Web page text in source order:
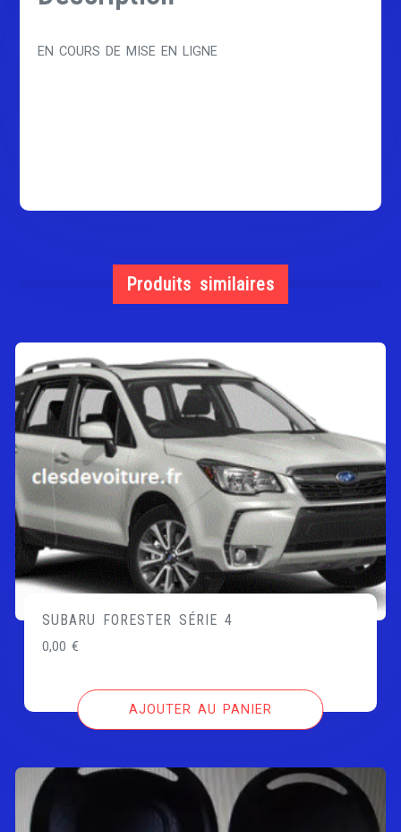
EN COURS DE MISE EN LIGNE
Produits similaires
SUBARU FORESTER SÉRIE 4
0,00€
AJOUTER AU PANIER